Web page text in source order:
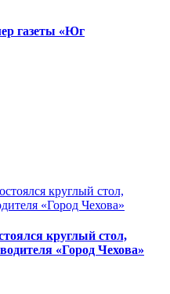
газеты «Юг
круглый стол,
«Город Чехова»